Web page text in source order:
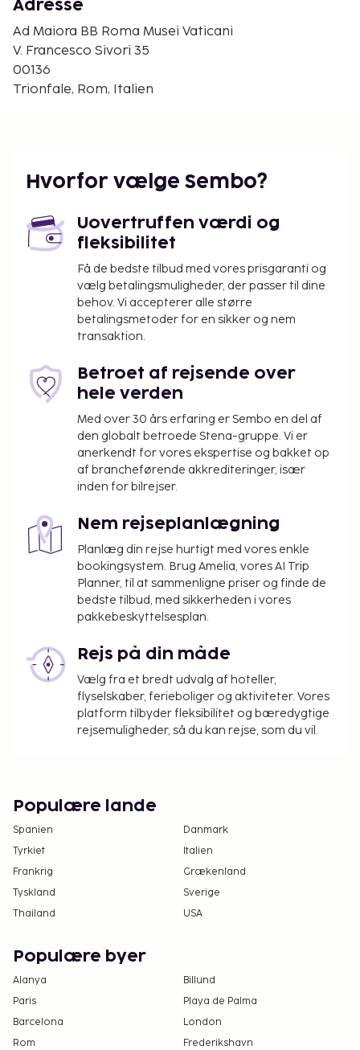
Corso Vittorio Emanuele II - 2,2 km
Castel Sant'Angelo - 2,2 km
Tiberen - 2,2 km
Ponte Sant'Angelo - 2,3 km
Den nærmeste lufthavn er:
Gæsterne har blandt andet adgang til en
computerstation, hurtig udtjekning og
faciliteter, inklusive gratis trådløs internetadgang og
hjælp med udflugter/billetter.
Du vil blive bedt om at betale følgende på
overnatningsstedet. Gebyrer inkluderer muligvis
Der pålægges en byskat: EUR 6.00 pr. person
for børn under 10 år.
overnatningsstedet har oplyst.
Gebyr for sen indtjekning mellem kl. 21.00 og kl.
Gebyr for baby-/barneseng: 35.0 EUR pr. ophold
Gebyr for ekstra seng: 90.0 EUR pr. nat
Ovenstående liste er muligvis ikke fuldstændig.
Gebyrer og depositummer inkluderer muligvis ikke
skat og kan ændres uden varsel.
Alle gæster, inklusive børn, skal være til stede
på indtjekningstidspunktet, hvor alle skal
fremvise deres pas.
Som følge af nationale reguleringer kan der
ikke overføres mere end 5000 EUR i kontanter
på dette overnatningssted. Kontakt
overnatningsstedet via kontaktoplysningerne i
af tilgængelighed. Gæster kan anmode om
kontaktoplysningerne på
reservationsbekræftelsen.
Adresse
Ad Maiora BB Roma Musei Vaticani
V. Francesco Sivori 35
00136
Trionfale, Rom, Italien
Hvorfor vælge Sembo?
Uovertruffen værdi og
fleksibilitet
Få de bedste tilbud med vores prisgaranti og
vælg betalingsmuligheder, der passer til dine
behov. Vi accepterer alle større
betalingsmetoder for en sikker og nem
transaktion.
Betroet af rejsende over
hele verden
Med over 30 års erfaring er Sembo en del af
den globalt betroede Stena-gruppe. Vi er
anerkendt for vores ekspertise og bakket op
af brancheførende akkrediteringer, især
inden for bilrejser.
Nem rejseplanlægning
Planlæg din rejse hurtigt med vores enkle
bookingsystem. Brug Amelia, vores AI Trip
Planner, til at sammenligne priser og finde de
bedste tilbud, med sikkerheden i vores
pakkebeskyttelsesplan.
Rejs på din måde
Vælg fra et bredt udvalg af hoteller,
flyselskaber, ferieboliger og aktiviteter. Vores
platform tilbyder fleksibilitet og bæredygtige
rejsemuligheder, så du kan rejse, som du vil.
Populære lande
Spanien
Danmark
Tyrkiet
Italien
Frankrig
Grækenland
Tyskland
Sverige
Thailand
USA
Populære byer
Alanya
Billund
Paris
Playa de Palma
Barcelona
London
Rom
Frederikshavn